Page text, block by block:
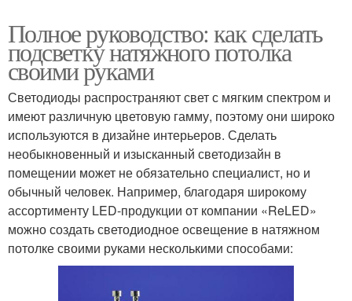
Полное руководство: как сделать
подсветку натяжного потолка
своими руками
Светодиоды распространяют свет с мягким спектром и
имеют различную цветовую гамму, поэтому они широко
используются в дизайне интерьеров. Сделать
необыкновенный и изысканный светодизайн в
помещении может не обязательно специалист, но и
обычный человек. Например, благодаря широкому
ассортименту LED-продукции от компании «ReLED»
можно создать светодиодное освещение в натяжном
потолке своими руками несколькими способами: